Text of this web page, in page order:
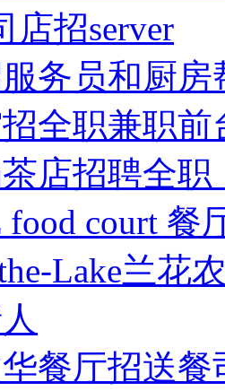
店招server
务员和厨房
全职兼职前
店招聘全职
court 餐
Lake兰花
餐厅招送餐